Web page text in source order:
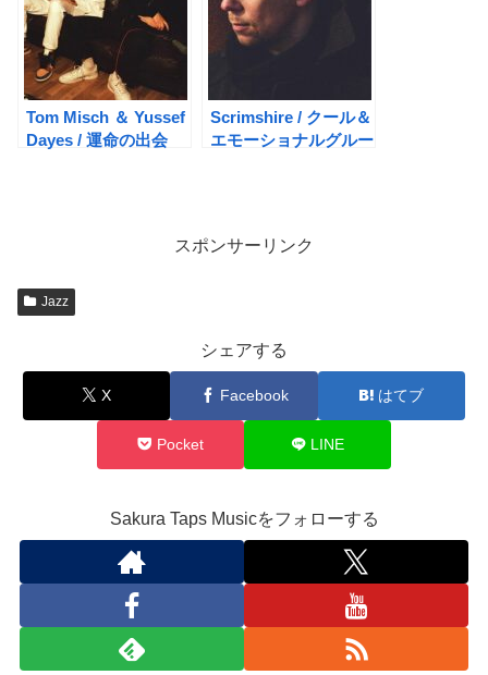
Tom Misch ＆ Yussef
Dayes / 運命の出会
Scrimshire / クール＆
エモーショナルグルー
スポンサーリンク
Jazz
シェアする
X Facebook はてブ
Pocket LINE
Sakura Taps Musicをフォローする